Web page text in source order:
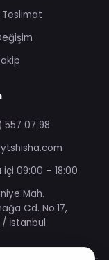
557 07 98
09:00 – 18:00
Mah.
Cd. No:17,
/ İstanbul